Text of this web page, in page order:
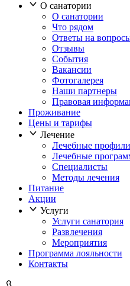
О санатории
О санатории
Что рядом
Ответы на
Отзывы
События
Вакансии
Фотогалерея
Наши партнеры
Правовая
Проживание
Цены и тарифы
Лечение
Лечебные профили
Лечебные
Специалисты
Методы лечения
Питание
Акции
Услуги
Услуги санатория
Развлечения
Мероприятия
Программа лояльности
Контакты